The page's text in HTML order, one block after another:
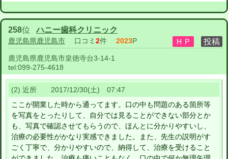
258位ハニー歯科クリニック
鹿児島県鹿児島市 口コミ 2件 2023P
鹿児島県鹿児島市皇徳寺台3-14-1
tel:099-275-4618
(2) 近所 2017/12/30(土) 07:47
ここが開業した時から通ってます。口の中も問題のある箇所等
を写真をとったりして、自分では見ることができない部分とか
も、写真で確認させてもらうので、ほんとに分かりやすいし、
治療の必要性がかなり実感できました。また、先生の説明がす
ごく丁寧で、分かりやすいので、納得して、治療を受けること